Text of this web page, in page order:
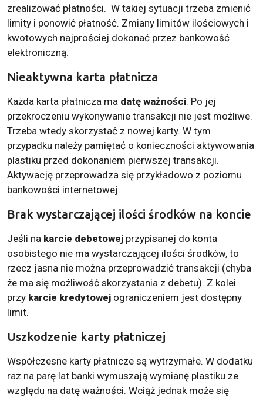
zrealizować płatności. W takiej sytuacji trzeba zmienić
limity i ponowić płatność. Zmiany limitów ilościowych i
kwotowych najprościej dokonać przez bankowość
elektroniczną.
Nieaktywna karta płatnicza
Każda karta płatnicza ma datę ważności. Po jej
przekroczeniu wykonywanie transakcji nie jest możliwe.
Trzeba wtedy skorzystać z nowej karty. W tym
przypadku należy pamiętać o konieczności aktywowania
plastiku przed dokonaniem pierwszej transakcji.
Aktywację przeprowadza się przykładowo z poziomu
bankowości internetowej.
Brak wystarczającej ilości środków na koncie
Jeśli na karcie debetowej przypisanej do konta
osobistego nie ma wystarczającej ilości środków, to
rzecz jasna nie można przeprowadzić transakcji (chyba
że ma się możliwość skorzystania z debetu). Z kolei
przy karcie kredytowej ograniczeniem jest dostępny
limit.
Uszkodzenie karty płatniczej
Współczesne karty płatnicze są wytrzymałe. W dodatku
raz na parę lat banki wymuszają wymianę plastiku ze
względu na datę ważności. Wciąż jednak może się